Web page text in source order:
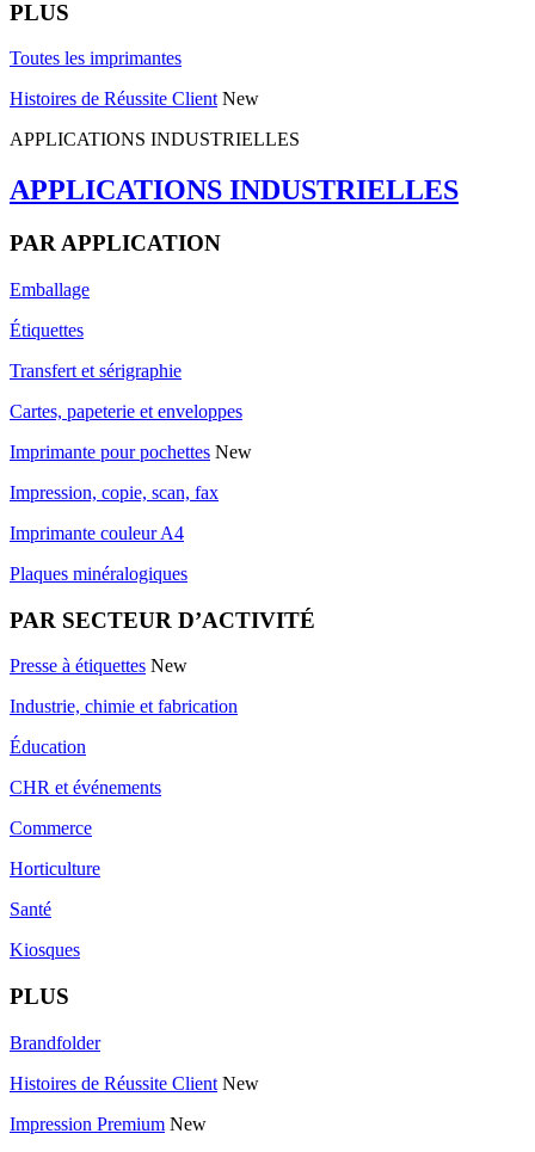
PLUS
Toutes les imprimantes
Histoires de Réussite Client New
APPLICATIONS INDUSTRIELLES
APPLICATIONS INDUSTRIELLES
PAR APPLICATION
Emballage
Étiquettes
Transfert et sérigraphie
Cartes, papeterie et enveloppes
Imprimante pour pochettes New
Impression, copie, scan, fax
Imprimante couleur A4
Plaques minéralogiques
PAR SECTEUR D’ACTIVITÉ
Presse à étiquettes New
Industrie, chimie et fabrication
Éducation
CHR et événements
Commerce
Horticulture
Santé
Kiosques
PLUS
Brandfolder
Histoires de Réussite Client New
Impression Premium New